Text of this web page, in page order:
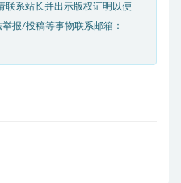
联系站长并出示版权证明以便
报/投稿等事物联系邮箱：